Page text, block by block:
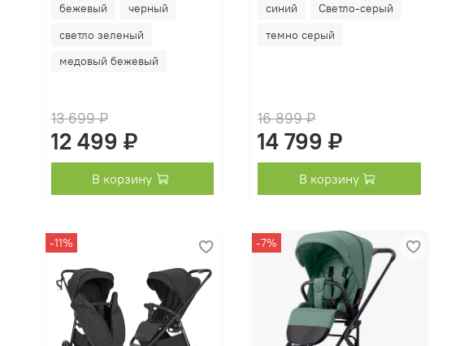
бежевый
черный
светло зеленый
медовый бежевый
13 699 ₽
12 499 ₽
В корзину
синий
Светло-серый
темно серый
16 899 ₽
14 799 ₽
В корзину
-11% -7%